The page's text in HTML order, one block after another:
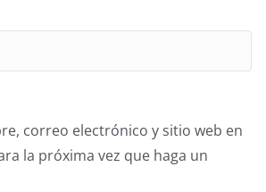
correo electrónico y sitio web en
la próxima vez que haga un